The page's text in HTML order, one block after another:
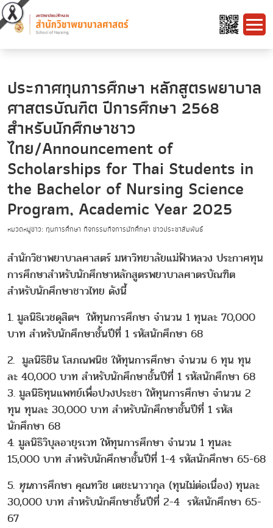
ประกาศทุนการศึกษา หลักสูตรพยาบาล
ศาสตรบัณฑิต ปีการศึกษา 2568
สำหรับนักศึกษาชาว
ไทย/Announcement of
Scholarships for Thai Students in
the Bachelor of Nursing Science
Program, Academic Year 2025
หมวดหมู่ข่าว: ทุนการศึกษา กิจกรรมกิจการนักศึกษา ข่าวประชาสัมพันธ์
สำนักวิชาพยาบาลศาสตร์ มหาวิทยาลัยแม่ฟ้าหลวง ประกาศทุน
การศึกษาสำหรับนักศึกษาหลักสูตรพยาบาลศาตรบัณฑิต
สำหรับนักศึกษาชาวไทย ดังนี้
1. มูลนิธิเวชดุสิตฯ ให้ทุนการศึกษา จำนวน 1 ทุนละ 70,000
บาท สำหรับนักศึกษาชั้นปีที่ 1 รหัสนักศึกษา 68
2. มูลนิธิชิน โสภณพนิช ให้ทุนการศึกษา จำนวน 6 ทุน ทุน
ละ 40,000 บาท สำหรับนักศึกษาชั้นปีที่ 1 รหัสนักศึกษา 68
3. มูลนิธิทุนแพทย์เพื่อปวงประชา ให้ทุนการศึกษา จำนวน 2
ทุน ทุนละ 30,000 บาท สำหรับนักศึกษาชั้นปีที่ 1 รหัส
นักศึกษา 68
4. มูลนิธิวิบุลอายุรเวท ให้ทุนการศึกษา จำนวน 1 ทุนละ
15,000 บาท สำหรับนักศึกษาชั้นปีที่ 1-4 รหัสนักศึกษา 65-68
5. ทุนการศึกษา คุณทวิช เตชะนาวากุล (ทุนไม่ต่อเนื่อง) ทุนละ
30,000 บาท สำหรับนักศึกษาชั้นปีที่ 2-4 รหัสนักศึกษา 65-
67